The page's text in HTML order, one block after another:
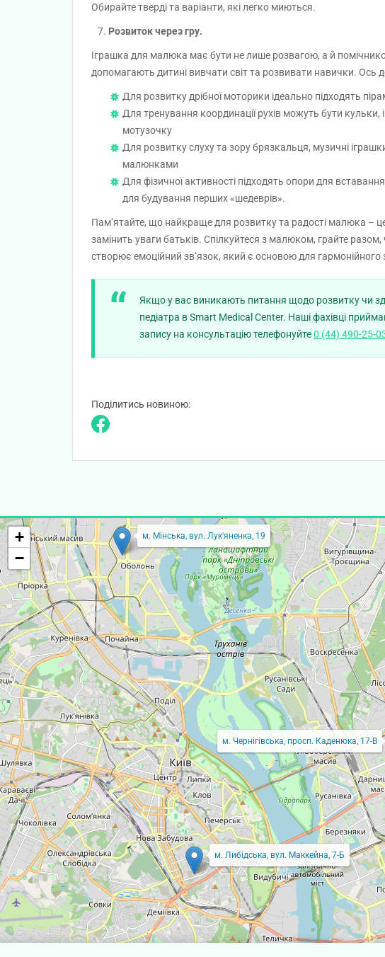
Обирайте тверді та варіанти, які легко миються.
7. Розвиток через гру.
Іграшка для малюка має бути не лише розвагою, а й
допомагають дитині вивчати світ та розвивати навички. Ось
Для розвитку дрібної моторики ідеально підходять
Для тренування координації рухів можуть бути кульки,
мотузочку
Для розвитку слуху та зору брязкальця, музичні
малюнками
Для фізичної активності підходять опори для
для будування перших «шедеврів».
Пам’ятайте, що найкраще для розвитку та радості малюка –
замінить уваги батьків. Спілкуйтеся з малюком, грайте
створює емоційний зв’язок, який є основою для гармонійного
Якщо у вас виникають питання щодо розвитку чи
педіатра в Smart Medical Center. Наші фахівці
запису на консультацію телефонуйте0 (44) 490-25-
Поділитись новиною:
м. Мінська, вул. Лук'яненка, 19
м. Либідська, вул. Маккейна, 7-Б
м. Чернігівська, просп. Каденюка, 17-В
+
−